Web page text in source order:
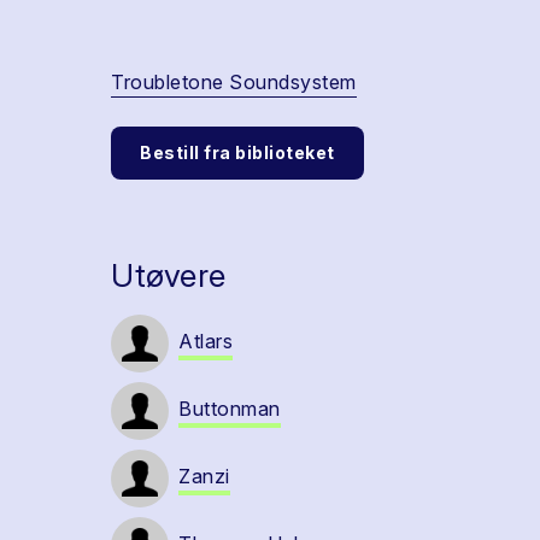
Troubletone Soundsystem
Bestill fra biblioteket
Utøvere
Atlars
Buttonman
Zanzi